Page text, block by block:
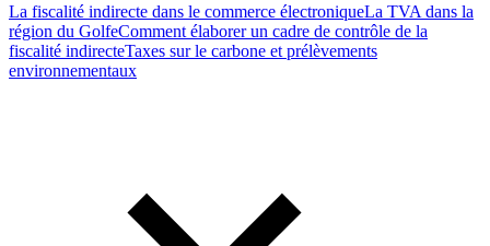
La fiscalité indirecte dans le commerce électroniqueLa TVA dans la
région du GolfeComment élaborer un cadre de contrôle de la
fiscalité indirecteTaxes sur le carbone et prélèvements
environnementaux